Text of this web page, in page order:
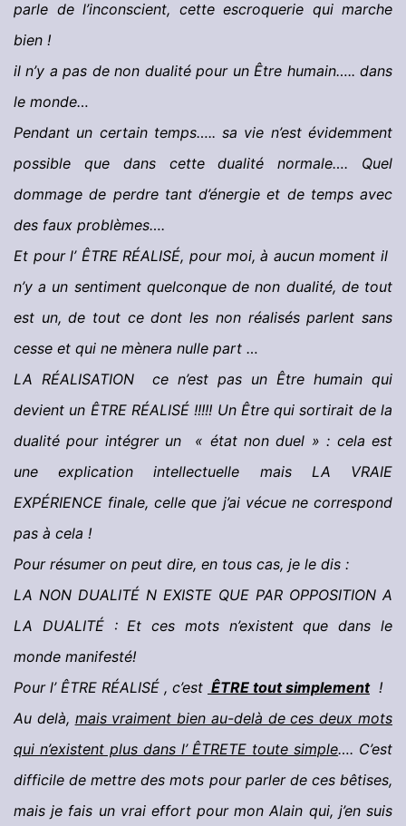
parle de l’inconscient, cette escroquerie qui marche
bien !
il n’y a pas de non dualité pour un Être humain….. dans
le monde…
Pendant un certain temps….. sa vie n’est évidemment
possible que dans cette dualité normale…. Quel
dommage de perdre tant d’énergie et de temps avec
des faux problèmes….
Et pour l’ ÊTRE RÉALISÉ, pour moi, à aucun moment il
n’y a un sentiment quelconque de non dualité, de tout
est un, de tout ce dont les non réalisés parlent sans
cesse et qui ne mènera nulle part …
LA RÉALISATION ce n’est pas un Être humain qui
devient un ÊTRE RÉALISÉ !!!!! Un Être qui sortirait de la
dualité pour intégrer un « état non duel » : cela est
une explication intellectuelle mais LA VRAIE
EXPÉRIENCE finale, celle que j’ai vécue ne correspond
pas à cela !
Pour résumer on peut dire, en tous cas, je le dis :
LA NON DUALITÉ N EXISTE QUE PAR OPPOSITION A
LA DUALITÉ : Et ces mots n’existent que dans le
monde manifesté!
Pour l’ ÊTRE RÉALISÉ , c’est ÊTRE tout simplement !
Au delà, mais vraiment bien au-delà de ces deux mots
qui n’existent plus dans l’ ÊTRETE toute simple…. C’est
difficile de mettre des mots pour parler de ces bêtises,
mais je fais un vrai effort pour mon Alain qui, j’en suis